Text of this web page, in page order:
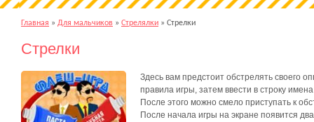
Главная » Для мальчиков » Стрелялки » Стрелки
Стрелки
Здесь вам предстоит обстрелять своего
правила игры, затем ввести в строку
После этого можно смело приступать к
После начала игры на экране появится